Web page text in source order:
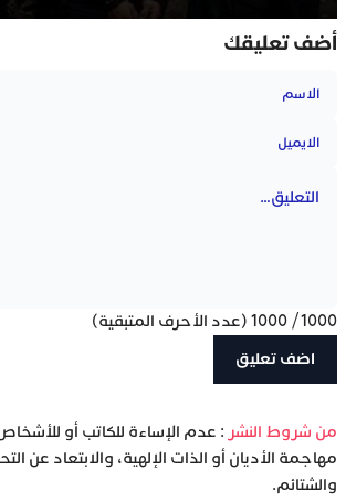
أضف تعليقك
1000
/
1000 (عدد الأحرف المتبقية)
‫من شروط النشر : عدم الإساءة للكاتب أو
مهاجمة الأديان أو الذات الإلهية، والابتعاد عن
والشتائم.